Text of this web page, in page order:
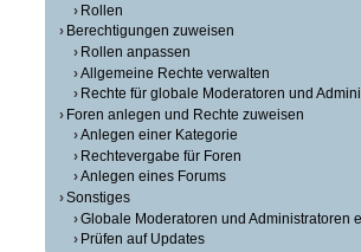
Rollen
Berechtigungen zuweisen
Rollen anpassen
Allgemeine Rechte verwalten
Rechte für globale Moderatoren und
Foren anlegen und Rechte zuweisen
Anlegen einer Kategorie
Rechtevergabe für Foren
Anlegen eines Forums
Sonstiges
Globale Moderatoren und Administratoren
Prüfen auf Updates